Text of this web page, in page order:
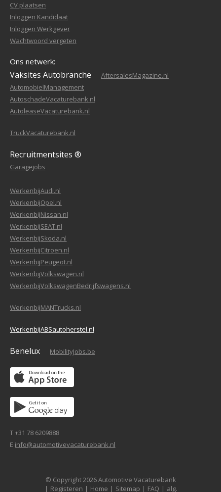
CV plaatsen
Inloggen Kandidaat
Inloggen Werkgever
Wachtwoord vergeten
Ons netwerk:
Vaksites Autobranche
AftersalesMagazine.nl
AutomobielManagement
AutoschadeVacaturebank.nl
AutoleaseVacaturebank.nl
TruckVacaturebank.nl
Recruitmentsites ®
Garagejobs
WerkenbijAudi.nl
WerkenbijOpel.nl
WerkenbijNissan.nl
WerkenbijSEAT.nl
WerkenbijSkoda.nl
WerkenbijCitroen.nl
WerkenbijPeugeot.nl
WerkenbijVolkswagen.nl
WerkenbijVolkswagenBedrijfswagens.nl
WerkenbijMANTrucks.nl
WerkenbijABSautoherstel.nl
Benelux MobilityJobs.be
T +31 78 6209888
E info@automotivevacaturebank.nl
© Copyright 2026 Automotive Vacaturebank
| Registeren | Home | Sitemap | FAQ | alg.